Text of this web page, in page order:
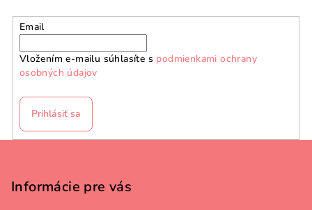
Email
Vložením e-mailu súhlasíte s podmienkami ochrany
osobných údajov
Prihlásiť sa
Informácie pre vás